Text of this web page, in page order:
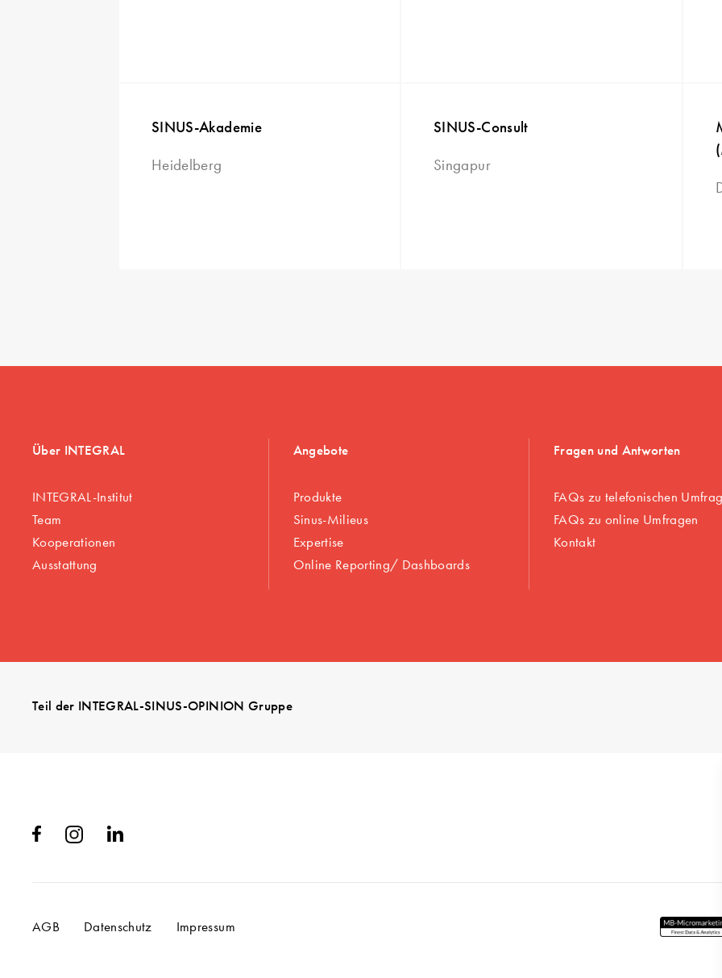
SINUS-Akademie
Heidelberg
SINUS-Consult
Singapur
Über INTEGRAL
INTEGRAL-Institut
Team
Kooperationen
Ausstattung
Angebote
Produkte
Sinus-Milieus
Expertise
Online Reporting/ Dashboards
Fragen und Antworten
FAQs zu telefonischen
FAQs zu online Umfragen
Kontakt
Teil der INTEGRAL-SINUS-OPINION Gruppe
AGB Datenschutz Impressum